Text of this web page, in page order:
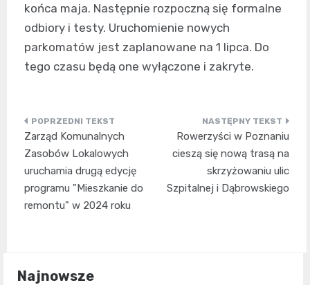
końca maja. Następnie rozpoczną się formalne
odbiory i testy. Uruchomienie nowych
parkomatów jest zaplanowane na 1 lipca. Do
tego czasu będą one wyłączone i zakryte.
Nawigacja
wpisu
Zarząd Komunalnych
Zasobów Lokalowych
uruchamia drugą edycję
programu "Mieszkanie do
remontu" w 2024 roku
Rowerzyści w Poznaniu
cieszą się nową trasą na
skrzyżowaniu ulic
Szpitalnej i Dąbrowskiego
Najnowsze